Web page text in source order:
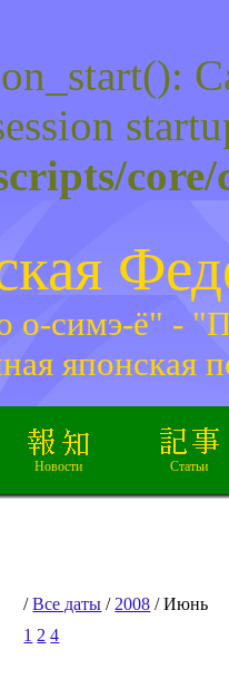
о-симэ-ё" -
японская
Новости Статьи
/Все даты / 2008 / Июнь
1 2 4